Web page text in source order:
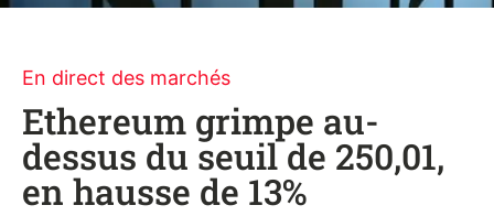
En direct des marchés
Ethereum grimpe au-
dessus du seuil de 250,01,
en hausse de 13%